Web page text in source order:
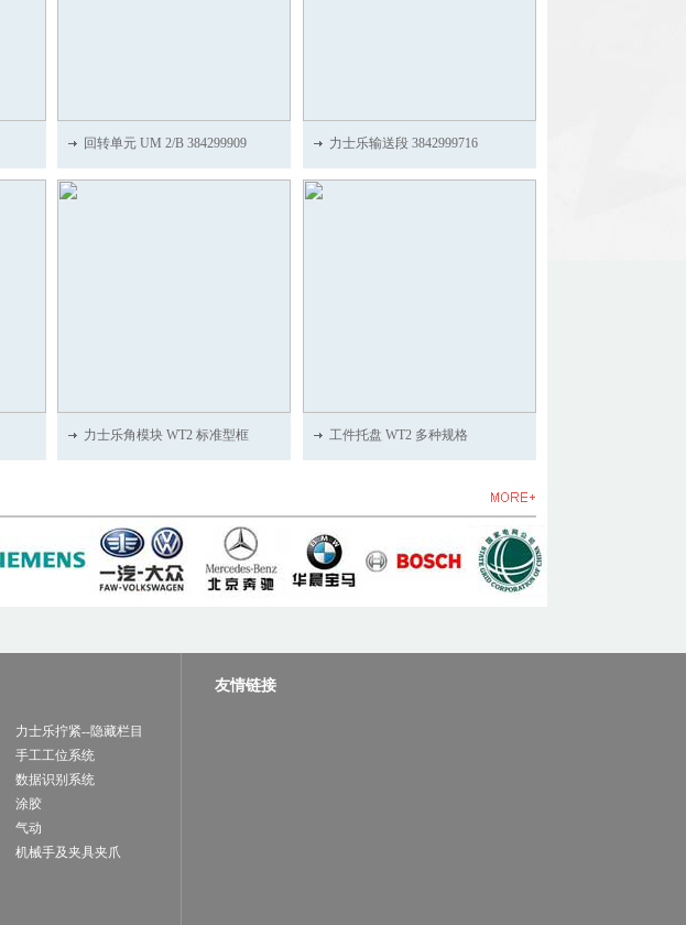
回转单元 UM 2/B 384299909 力士乐输送段 3842999716
力士乐角模块 WT2 标准型框 工件托盘 WT2 多种规格
力士乐拧紧--隐藏栏目
手工工位系统
数据识别系统
涂胶
气动
机械手及夹具夹爪
友情链接